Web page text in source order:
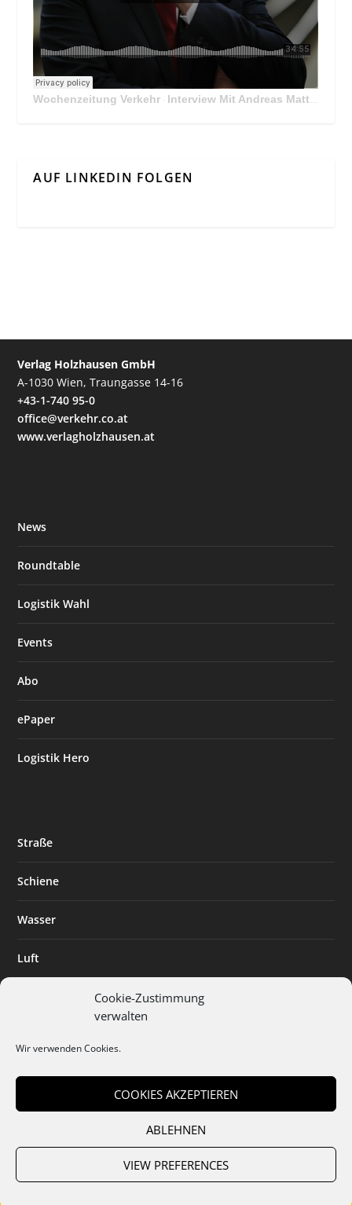
Cookie-Zustimmung
verwalten
Wir verwenden Cookies.
COOKIES AKZEPTIEREN
ABLEHNEN
VIEW PREFERENCES
Wochenzeitung Verkehr · Interview Mit Andreas Matthä, CEO der ÖBB Holding
AUF LINKEDIN FOLGEN
Verlag Holzhausen GmbH
A-1030 Wien, Traungasse 14-16
+43-1-740 95-0
office@verkehr.co.at
www.verlagholzhausen.at
News
Roundtable
Logistik Wahl
Events
Abo
ePaper
Logistik Hero
Straße
Schiene
Wasser
Luft
Digitalisierung